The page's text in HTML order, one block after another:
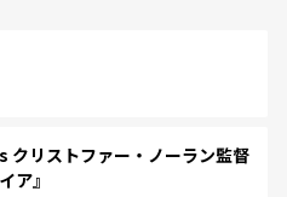
リストファー・ノーラン監督
ア』